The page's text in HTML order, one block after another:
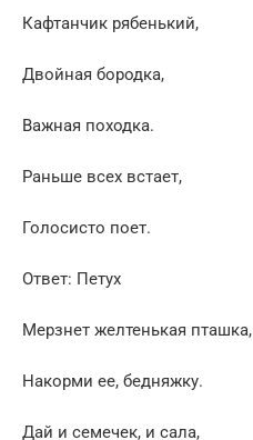
Кафтанчик рябенький,
Двойная бородка,
Важная походка.
Раньше всех встает,
Голосисто поет.
Ответ: Петух
Мерзнет желтенькая пташка,
Накорми ее, бедняжку.
Дай и семечек, и сала,